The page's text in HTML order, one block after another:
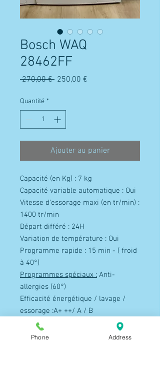
Bosch WAQ
28462FF
270,00 € Prix
250,00 €
Quantité *
Ajouter au panier
Capacité (en Kg) : 7 kg
Capacité variable automatique : Oui
Vitesse d'essorage maxi (en tr/min) :
1400 tr/min
Départ différé : 24H
Variation de température : Oui
Programme rapide : 15 min - ( froid
à 40°)
Programmes spéciaux : Anti-
allergies (60°)
Efficacité énergétique / lavage /
essorage :A+ ++/ A / B
Consommation d’eau : annuelle (en
L) : 81400l
Phone Address